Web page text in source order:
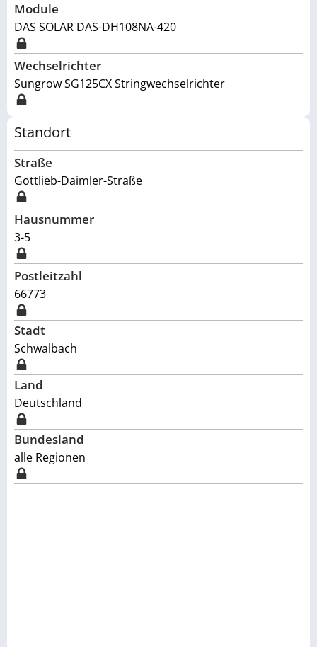
Module
DAS SOLAR DAS-DH108NA-420
Wechselrichter
Sungrow SG125CX Stringwechselrichter
Standort
Straße
Gottlieb-Daimler-Straße
Hausnummer
3-5
Postleitzahl
66773
Stadt
Schwalbach
Land
Deutschland
Bundesland
alle Regionen